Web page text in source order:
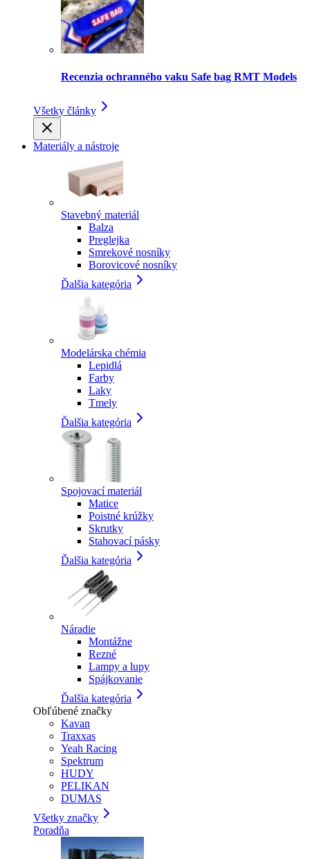
Recenzia ochranného vaku Safe bag RMT Models
Všetky články
Materiály a nástroje
Stavebný materiál
Balza
Preglejka
Smrekové nosníky
Borovicové nosníky
Ďalšia kategória
Modelárska chémia
Lepidlá
Farby
Laky
Tmely
Ďalšia kategória
Spojovací materiál
Matice
Poistné krúžky
Skrutky
Stahovací pásky
Ďalšia kategória
Náradie
Montážne
Rezné
Lampy a lupy
Spájkovanie
Ďalšia kategória
Obľúbené značky
Kavan
Traxxas
Yeah Racing
Spektrum
HUDY
PELIKAN
DUMAS
Všetky značky
Poradňa